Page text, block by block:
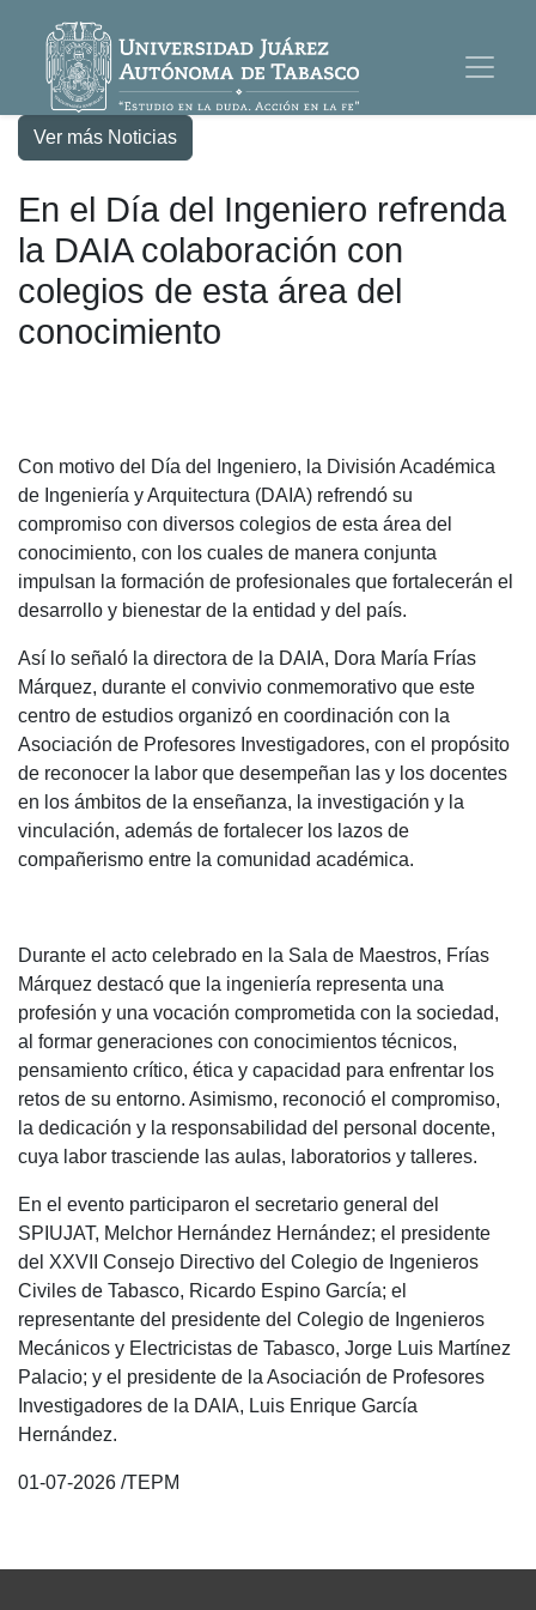
Ver más Noticias
En el Día del Ingeniero refrenda
la DAIA colaboración con
colegios de esta área del
conocimiento
Con motivo del Día del Ingeniero, la División Académica
de Ingeniería y Arquitectura (DAIA) refrendó su
compromiso con diversos colegios de esta área del
conocimiento, con los cuales de manera conjunta
impulsan la formación de profesionales que fortalecerán el
desarrollo y bienestar de la entidad y del país.
Así lo señaló la directora de la DAIA, Dora María Frías
Márquez, durante el convivio conmemorativo que este
centro de estudios organizó en coordinación con la
Asociación de Profesores Investigadores, con el propósito
de reconocer la labor que desempeñan las y los docentes
en los ámbitos de la enseñanza, la investigación y la
vinculación, además de fortalecer los lazos de
compañerismo entre la comunidad académica.
Durante el acto celebrado en la Sala de Maestros, Frías
Márquez destacó que la ingeniería representa una
profesión y una vocación comprometida con la sociedad,
al formar generaciones con conocimientos técnicos,
pensamiento crítico, ética y capacidad para enfrentar los
retos de su entorno. Asimismo, reconoció el compromiso,
la dedicación y la responsabilidad del personal docente,
cuya labor trasciende las aulas, laboratorios y talleres.
En el evento participaron el secretario general del
SPIUJAT, Melchor Hernández Hernández; el presidente
del XXVII Consejo Directivo del Colegio de Ingenieros
Civiles de Tabasco, Ricardo Espino García; el
representante del presidente del Colegio de Ingenieros
Mecánicos y Electricistas de Tabasco, Jorge Luis Martínez
Palacio; y el presidente de la Asociación de Profesores
Investigadores de la DAIA, Luis Enrique García
Hernández.
01-07-2026 /TEPM